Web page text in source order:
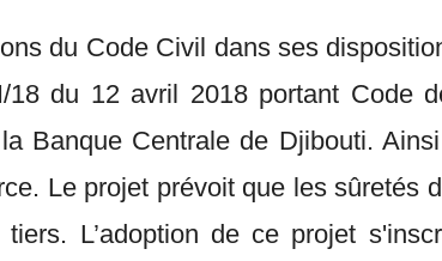
du Code Civil dans ses
du 12 avril 2018 portant Code
Banque Centrale de Djibouti.
Le projet prévoit que les sûretés
L’adoption de ce projet